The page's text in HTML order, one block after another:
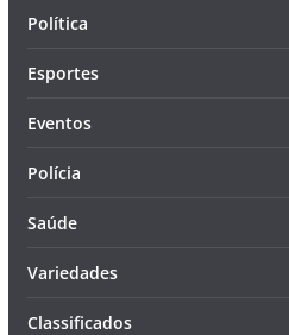
Política
Esportes
Eventos
Polícia
Saúde
Variedades
Classificados